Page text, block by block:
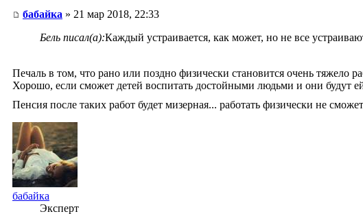
бабайка » 21 мар 2018, 22:33
Бель писал(а):Каждый устраивается, как может, но не все
Печаль в том, что рано или поздно физически становится очень тяжело
Хорошо, если сможет детей воспитать достойными людьми и они будут
Пенсия после таких работ будет мизерная... работать физически не
бабайка
Эксперт